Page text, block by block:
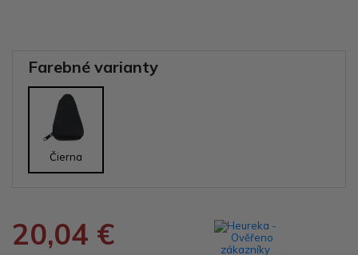
Farebné varianty
Čierna
20,04 €